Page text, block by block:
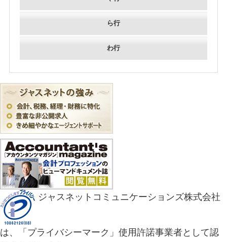
ら行
わ行
ジャスネットコミュニケーションズ株式会社
は、「プライバシーマーク」使用許諾事業者として認